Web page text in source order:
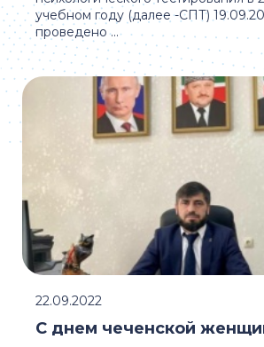
учебном году (далее -СПТ)
проведено ...
С днем чеченской
22.09.2022